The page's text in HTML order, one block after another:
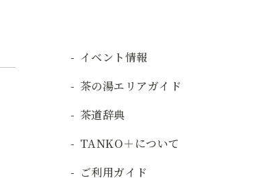
イベント情報
茶の湯エリアガイド
茶道辞典
TANKO＋について
ご利用ガイド